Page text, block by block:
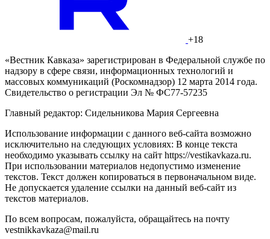
+18
«Вестник Кавказа» зарегистрирован в Федеральной службе по
надзору в сфере связи, информационных технологий и
массовых коммуникаций (Роскомнадзор) 12 марта 2014 года.
Свидетельство о регистрации Эл № ФС77-57235
Главный редактор: Сидельникова Мария Сергеевна
Использование информации с данного веб-сайта возможно
исключительно на следующих условиях: В конце текста
необходимо указывать ссылку на сайт https://vestikavkaza.ru.
При использовании материалов недопустимо изменение
текстов. Текст должен копироваться в первоначальном виде.
Не допускается удаление ссылки на данный веб-сайт из
текстов материалов.
По всем вопросам, пожалуйста, обращайтесь на почту
vestnikkavkaza@mail.ru